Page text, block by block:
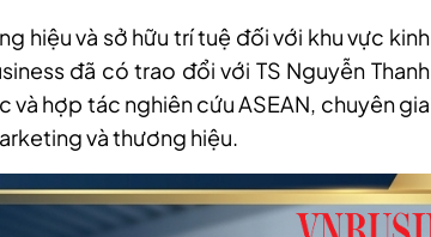
hiệu và sở hữu trí tuệ đối với khu vực kinh
đã có trao đổi với TS Nguyễn Thanh
và hợp tác nghiên cứu ASEAN, chuyên gia
và thương hiệu.